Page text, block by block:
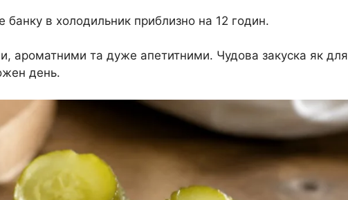
банку в холодильник приблизно на 12 годин.
ароматними та дуже апетитними. Чудова закуска як для
день.